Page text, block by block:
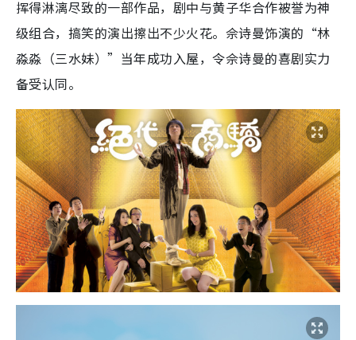
挥得淋漓尽致的一部作品，剧中与黄子华合作被誉为神
级组合，搞笑的演出擦出不少火花。佘诗曼饰演的“林
淼淼（三水妹）”当年成功入屋，令佘诗曼的喜剧实力
备受认同。